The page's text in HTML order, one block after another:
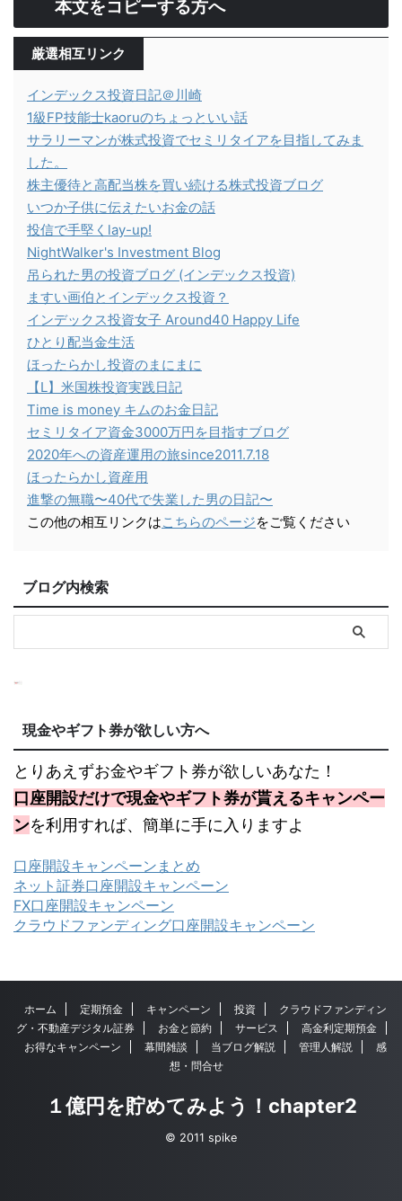
本文をコピーする方へ
厳選相互リンク
インデックス投資日記＠川崎
1級FP技能士kaoruのちょっといい話
サラリーマンが株式投資でセミリタイアを目指してみま
した。
株主優待と高配当株を買い続ける株式投資ブログ
いつか子供に伝えたいお金の話
投信で手堅くlay-up!
NightWalker's Investment Blog
吊られた男の投資ブログ (インデックス投資)
ますい画伯とインデックス投資？
インデックス投資女子 Around40 Happy Life
ひとり配当金生活
ほったらかし投資のまにまに
【L】米国株投資実践日記
Time is money キムのお金日記
セミリタイア資金3000万円を目指すブログ
2020年への資産運用の旅since2011.7.18
ほったらかし資産用
進撃の無職〜40代で失業した男の日記〜
この他の相互リンクはこちらのページをご覧ください
ブログ内検索
現金やギフト券が欲しい方へ
とりあえずお金やギフト券が欲しいあなた！
口座開設だけで現金やギフト券が貰えるキャンペー
ンを利用すれば、簡単に手に入りますよ
口座開設キャンペーンまとめ
ネット証券口座開設キャンペーン
FX口座開設キャンペーン
クラウドファンディング口座開設キャンペーン
ホーム 定期預金 キャンペーン 投資
クラウドファンディン
グ・不動産デジタル証券
お金と節約 サービス
高金利定期預金
お得なキャンペーン
幕間雑談 当ブログ解説 管理人解説
感
想・問合せ
１億円を貯めてみよう！chapter2
© 2011 spike